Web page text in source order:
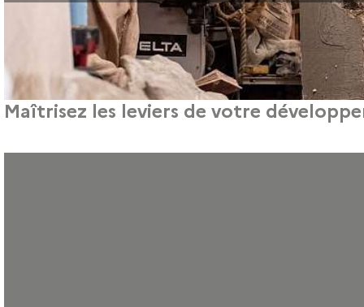
Maîtrisez les leviers de votre